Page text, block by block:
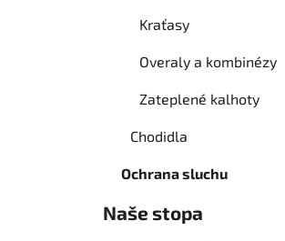
Kraťasy
Overaly a kombinézy
Zateplené kalhoty
Chodidla
Ochrana sluchu
Naše stopa